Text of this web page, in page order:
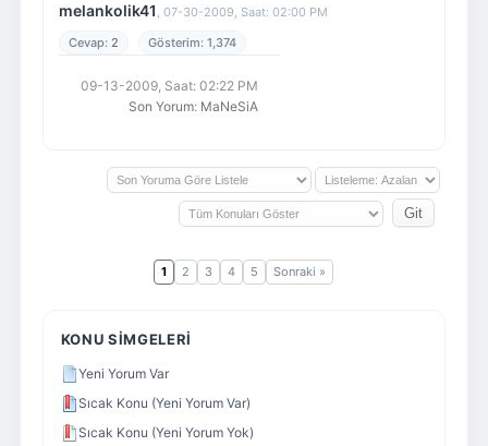
melankolik41 , 07-30-2009, Saat: 02:00 PM
2
1,374
09-13-2009, Saat: 02:22 PM
Son Yorum: MaNeSiA
1 2 3 4 5 Sonraki »
KONU SIMGELERI
Yeni Yorum Var
Sıcak Konu (Yeni Yorum Var)
Sıcak Konu (Yeni Yorum Yok)